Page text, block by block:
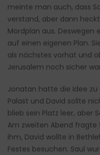
meinte man auch, dass
verstand, aber dann
Mordplan aus. Deswegen
auf einen eigenen Plan.
als nächstes vorhat und
Jerusalem noch sicher
Jonatan hatte die Idee zu
Palast und David sollte
blieb sein Platz leer, aber
Am zweiten Abend fragte
ihm, David wollte in
Festes besuchen. Saul